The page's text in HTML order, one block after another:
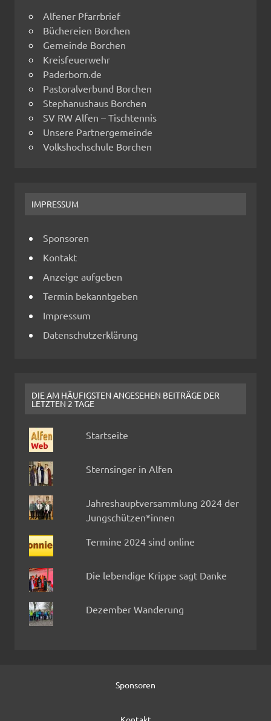
Alfener Pfarrbrief
Büchereien Borchen
Gemeinde Borchen
Kreisfeuerwehr
Paderborn.de
Pastoralverbund Borchen
Stephanushaus Borchen
SV RW Alfen – Tischtennis
Unsere Partnergemeinde
Volkshochschule Borchen
IMPRESSUM
Sponsoren
Kontakt
Anzeige aufgeben
Termin bekanntgeben
Impressum
Datenschutzerklärung
DIE AM HÄUFIGSTEN ANGESEHEN BEITRÄGE DER
LETZTEN 2 TAGE
Startseite
Sternsinger in Alfen
Jahreshauptversammlung 2024 der
Jungschützen*innen
Termine 2024 sind online
Die lebendige Krippe sagt Danke
Dezember Wanderung
Sponsoren